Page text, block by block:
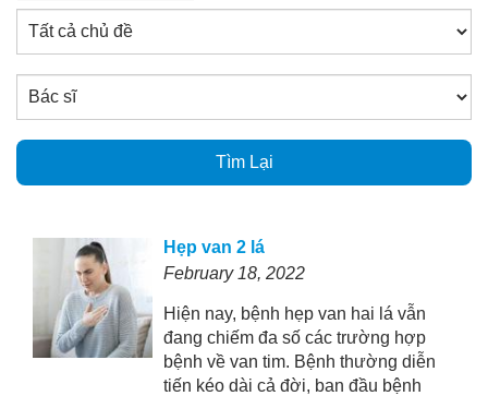
Tìm Lại
Hẹp van 2 lá
February 18, 2022
Hiện nay, bệnh hẹp van hai lá vẫn
đang chiếm đa số các trường hợp
bệnh về van tim. Bệnh thường diễn
tiến kéo dài cả đời, ban đầu bệnh